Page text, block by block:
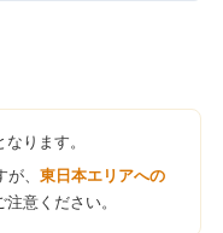
ります。
が、東日本エリアへの
意ください。